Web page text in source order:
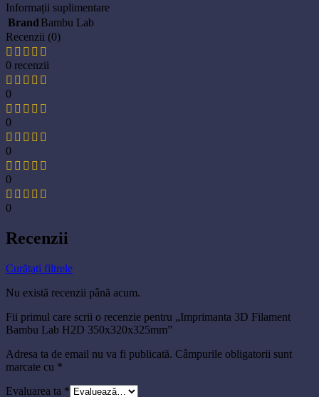
Informații suplimentare
Brand Bambu Lab
Recenzii (0)
0 recenzii
0
0
0
0
0
Recenzii
Curățați filtrele
Nu există recenzii până acum.
Fii primul care scrii o recenzie pentru „Imprimanta 3D Filament
Bambu Lab H2D 350x320x325mm”
Adresa ta de email nu va fi publicată. Câmpurile obligatorii sunt
marcate cu *
Evaluarea ta *